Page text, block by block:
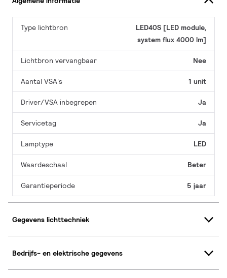
Type lichtbron
LED40S [LED module,
system flux 4000 lm]
Lichtbron vervangbaar Nee
Aantal VSA's 1 unit
Driver/VSA inbegrepen Ja
Servicetag Ja
Lamptype LED
Waardeschaal Beter
Garantieperiode 5 jaar
Gegevens lichttechniek
Bedrijfs- en elektrische gegevens